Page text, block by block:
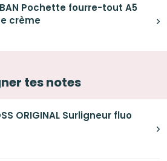
Pochette fourre-tout A5
crème
tes notes
ORIGINAL Surligneur fluo